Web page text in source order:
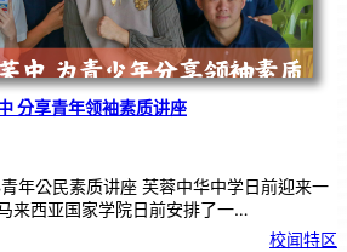
分享青年领袖素质讲座
年公民素质讲座 芙蓉中华中学日前迎来一
来西亚国家学院日前安排了一…
校闻特区